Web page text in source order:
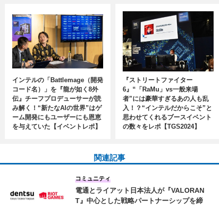
インテルの「Battlemage（開発
コード名）」を『龍が如く8外
伝』チーフプロデューサーが読
み解く！“新たなAIの世界”はゲ
ーム開発にもユーザーにも恩恵
を与えていた【イベントレポ】
『ストリートファイター
6』“「RaMu」vs一般来場
者”には豪華すぎるあの人も乱
入！？“インテルだからこそ”と
思わせてくれるブースイベント
の数々をレポ【TGS2024】
関連記事
電通とライアット日本法人が『VALORAN
T』中心とした戦略パートナーシップを締
コミュニティ